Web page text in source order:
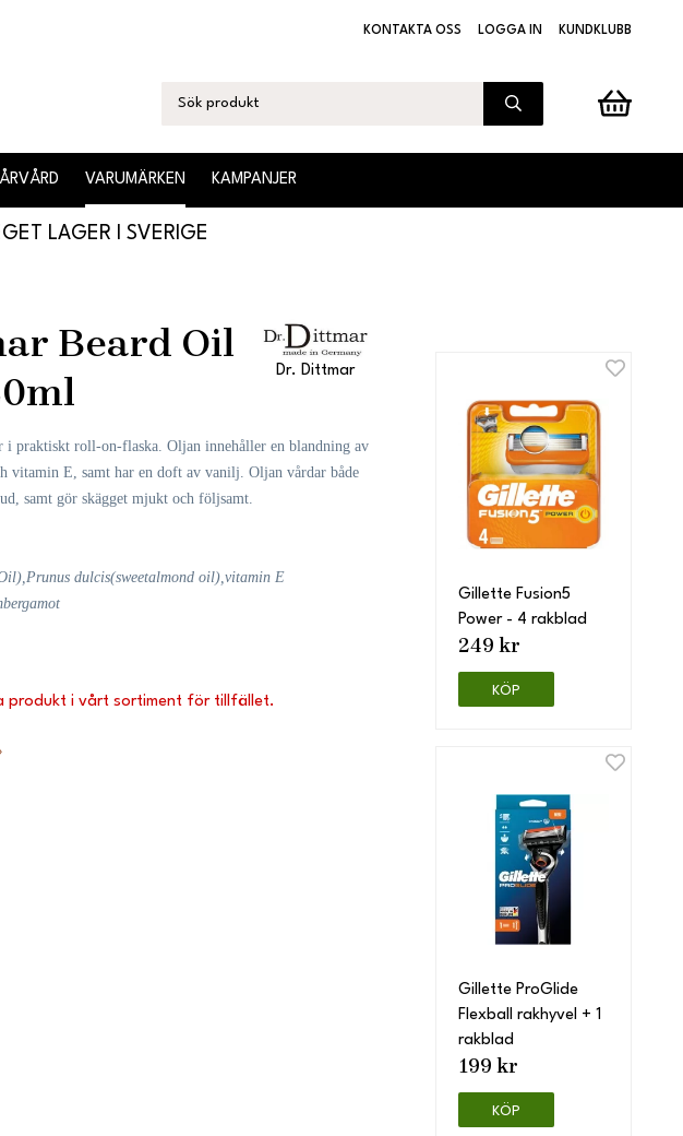
KONTAKTA OSS LOGGA IN KUNDKLUBB
VARUMÄRKEN KAMPANJER
LAGER I SVERIGE
Beard Oil
Dr. Dittmar
i praktiskt roll-on-flaska. Oljan innehåller en blandning av
vitamin E, samt har en doft av vanilj. Oljan vårdar både
samt gör skägget mjukt och följsamt.
) Prunus dulcis(sweetalmond oil) vitamin E
bergamot
produkt i vårt sortiment för tillfället.
Gillette Fusion5
Power - 4 rakblad
249 kr
KÖP
Gillette ProGlide
Flexball rakhyvel + 1
rakblad
199 kr
KÖP